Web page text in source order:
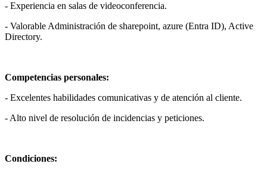
- Experiencia en salas de videoconferencia.
- Valorable Administración de sharepoint, azure (Entra ID), Active
Directory.
Competencias personales:
- Excelentes habilidades comunicativas y de atención al cliente.
- Alto nivel de resolución de incidencias y peticiones.
Condiciones: